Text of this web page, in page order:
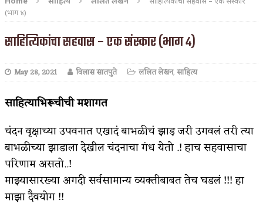
अशी एक कविता लिहू इच्छिते
पुस्तके बदलायची आहेत तुम्हाला!
किती घोषणांचा पाऊस होता
काळजाचे प्रेत
(भाग ४)
साहित्यिकांचा सहवास – एक संस्कार (भाग ४)
May 28, 2021 विलास सातपुते ललित लेखन,साहित्य
साहित्याभिरूचीची मशागत
चंदन वृक्षाच्या उपवनात एखादं बाभळीचं झाड़ जरी उगवलं तरी त्या
बाभळीच्या झाडाला देखील चंदनाचा गंध येतो .! हाच सहवासाचा
परिणाम असतो..!
माझ्यासारख्या अगदी सर्वसामान्य व्यक्तीबाबत तेच घडलं !!! हा
माझा दैवयोग !!